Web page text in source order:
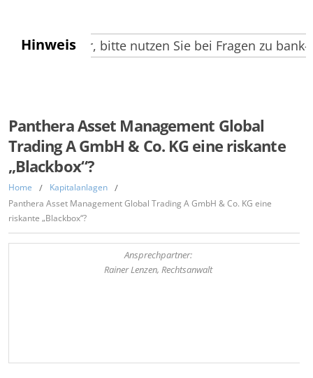
Hinweis
Besucher, bitte nutzen Sie bei Fragen zu bank-
Panthera Asset Management Global
Trading A GmbH & Co. KG eine riskante
„Blackbox“?
Home / Kapitalanlagen /
Panthera Asset Management Global Trading A GmbH & Co. KG eine
riskante „Blackbox“?
Ansprechpartner:
Rainer Lenzen, Rechtsanwalt